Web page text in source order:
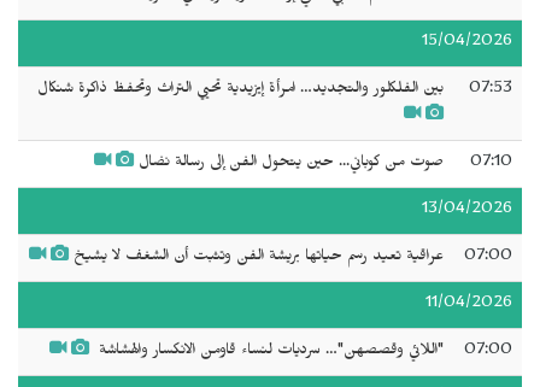
15/04/2026
07:53 بين الفلكلور والتجديد… امرأة إيزيدية تحيي التراث وتحفظ ذاكرة شنكال
07:10 صوت من كوباني... حين يتحول الفن إلى رسالة نضال
13/04/2026
07:00 عراقية تعيد رسم حياتها بريشة الفن وتثبت أن الشغف لا يشيخ
11/04/2026
07:00 "‬اللائي وقصصهن‫"…‬ سرديات لنساء قاومن الانكسار والهشاشة ‬‬‬‬